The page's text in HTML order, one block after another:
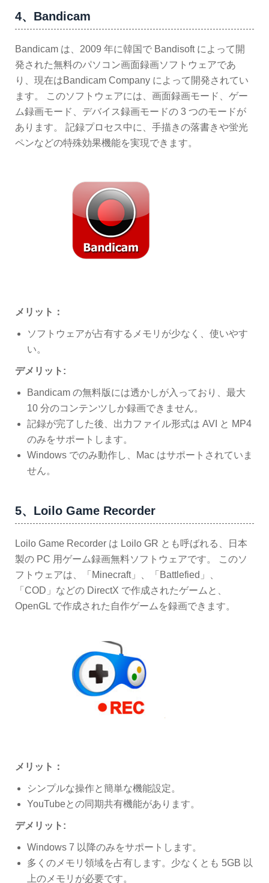
4、Bandicam
Bandicam は、2009 年に韓国で Bandisoft によって開
発された無料のパソコン画面録画ソフトウェアであ
り、現在はBandicam Company によって開発されてい
ます。 このソフトウェアには、画面録画モード、ゲー
ム録画モード、デバイス録画モードの 3 つのモードが
あります。 記録プロセス中に、手描きの落書きや蛍光
ペンなどの特殊効果機能を実現できます。
メリット：
ソフトウェアが占有するメモリが少なく、使いやす
い。
デメリット:
Bandicam の無料版には透かしが入っており、最大
10 分のコンテンツしか録画できません。
記録が完了した後、出力ファイル形式は AVI と MP4
のみをサポートします。
Windows でのみ動作し、Mac はサポートされていま
せん。
5、Loilo Game Recorder
Loilo Game Recorder は Loilo GR とも呼ばれる、日本
製の PC 用ゲーム録画無料ソフトウェアです。 このソ
フトウェアは、「Minecraft」、「Battlefied」、
「COD」などの DirectX で作成されたゲームと、
OpenGL で作成された自作ゲームを録画できます。
メリット：
シンプルな操作と簡単な機能設定。
YouTubeとの同期共有機能があります。
デメリット:
Windows 7 以降のみをサポートします。
多くのメモリ領域を占有します。少なくとも 5GB 以
上のメモリが必要です。